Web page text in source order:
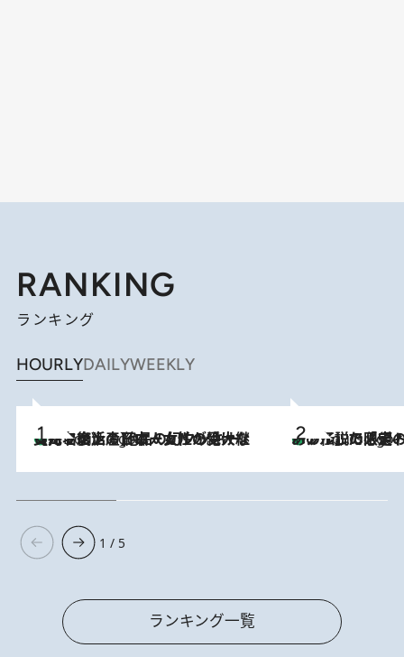
RANKING
ランキング
HOURLYDAILYWEEKLY
2 Hours Ago
【ハワイ土産】ローカルの絶大な支持で復活！ 絶品の幻クッキー《元ファンの日本人女性が受け継いだ名店》 2 Hours Ago
あの伝説の限定トートも！ リニューアルした「ディーン
1 / 5
ランキング一覧